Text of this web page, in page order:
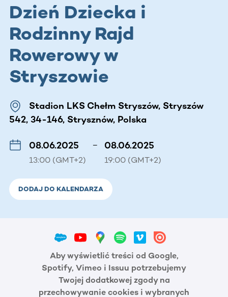
Dzień Dziecka i
Rodzinny Rajd
Rowerowy w
Stryszowie
Stadion LKS Chełm Stryszów, Stryszów
542, 34-146, Strysznów, Polska
08.06.2025
13:00 (GMT+2)
– 08.06.2025
19:00 (GMT+2)
DODAJ DO KALENDARZA
Aby wyświetlić treści od Google,
Spotify, Vimeo i Issuu potrzebujemy
Twojej dodatkowej zgody na
przechowywanie cookies i wybranych